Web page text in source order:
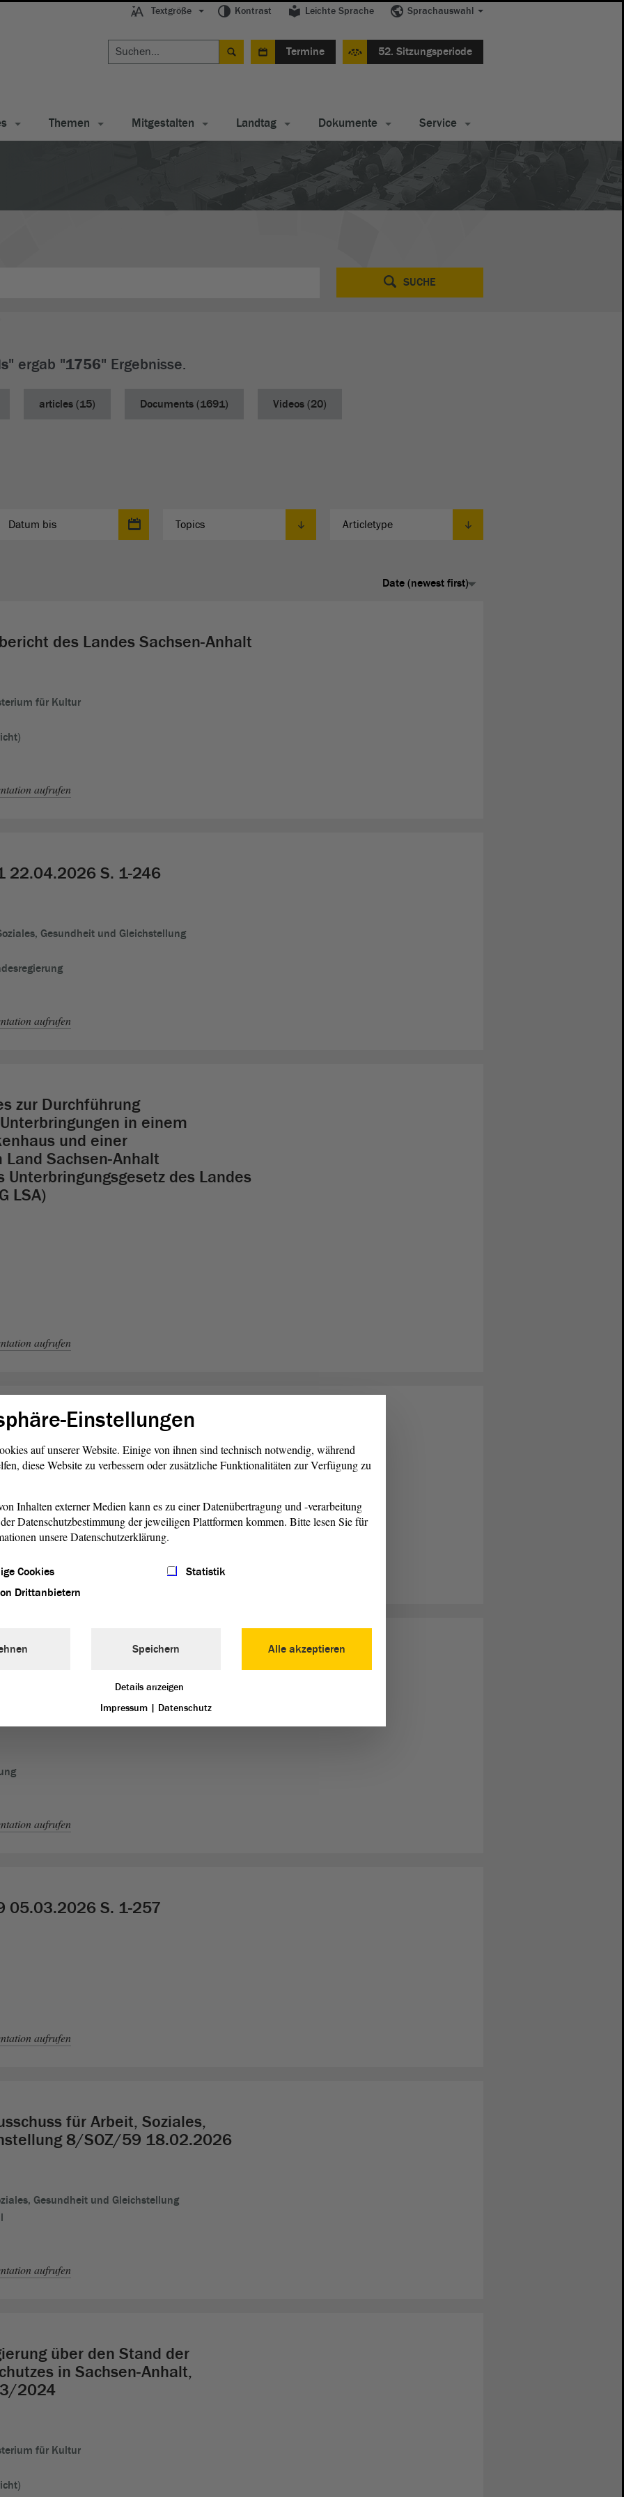
Textgröße Kontrast Leichte Sprache Sprachauswahl
Termine 52. Sitzungsperiode
Themen Mitgestalten Landtag Dokumente Service
SUCHE
" ergab "1756" Ergebnisse.
articles (15) Documents (1691) Videos (20)
Topics Articletype
des Landes Sachsen-Anhalt
für Kultur
aufrufen
22.04.2026 S. 1-246
Gesundheit und Gleichstellung
aufrufen
zur Durchführung
in einem
und einer
Sachsen-Anhalt
Unterbringungsgesetz des Landes
LSA)
aufrufen
für Arbeit, Soziales,
8/SOZ/61 18.03.2026
Gesundheit und Gleichstellung
aufrufen
auf den
aufrufen
05.03.2026 S. 1-257
aufrufen
für Arbeit, Soziales,
8/SOZ/59 18.02.2026
Gesundheit und Gleichstellung
aufrufen
über den Stand der
in Sachsen-Anhalt,
2024
für Kultur
Einstellungen
auf unserer Website. Einige von ihnen sind technisch notwendig, während
diese Website zu verbessern oder zusätzliche Funktionalitäten zur Verfügung zu
Inhalten externer Medien kann es zu einer Datenübertragung und -verarbeitung
Datenschutzbestimmung der jeweiligen Plattformen kommen. Bitte lesen Sie für
unsere Datenschutzerklärung.
Cookies
Statistik
Drittanbietern
Alle akzeptieren
Speichern
Details anzeigen
Impressum | Datenschutz